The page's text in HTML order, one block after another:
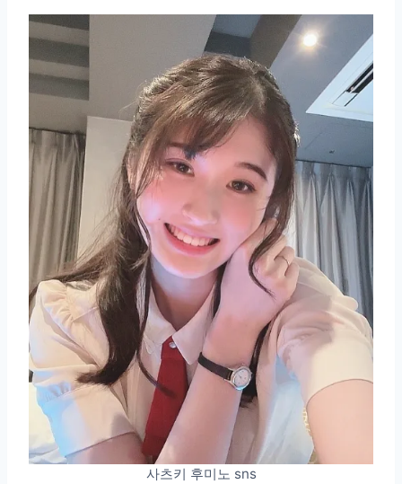
사츠키 후미노 sns